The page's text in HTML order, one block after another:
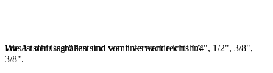
Die Anschlussgrößen sind von links nach rechts 1/4", 1/2", 3/8",
3/8".
Was ist der Gasballast und wann verwende ich ihn?